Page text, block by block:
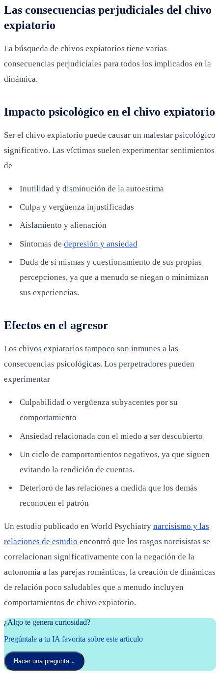
Las consecuencias perjudiciales del chivo
expiatorio
La búsqueda de chivos expiatorios tiene varias
consecuencias perjudiciales para todos los implicados en la
dinámica.
Impacto psicológico en el chivo expiatorio
Ser el chivo expiatorio puede causar un malestar psicológico
significativo. Las víctimas suelen experimentar sentimientos
de
Inutilidad y disminución de la autoestima
Culpa y vergüenza injustificadas
Aislamiento y alienación
Síntomas de depresión y ansiedad
Duda de sí mismas y cuestionamiento de sus propias
percepciones, ya que a menudo se niegan o minimizan
sus experiencias.
Efectos en el agresor
Los chivos expiatorios tampoco son inmunes a las
consecuencias psicológicas. Los perpetradores pueden
experimentar
Culpabilidad o vergüenza subyacentes por su
comportamiento
Ansiedad relacionada con el miedo a ser descubierto
Un ciclo de comportamientos negativos, ya que siguen
evitando la rendición de cuentas.
Deterioro de las relaciones a medida que los demás
reconocen el patrón
Un estudio publicado en World Psychiatry narcisismo y las
relaciones de estudio encontró que los rasgos narcisistas se
correlacionan significativamente con la negación de la
autonomía a las parejas románticas, la creación de dinámicas
de relación poco saludables que a menudo incluyen
comportamientos de chivo expiatorio.
¿Algo te genera curiosidad?
Pregúntale a tu IA favorita sobre este artículo
Hacer una pregunta↓